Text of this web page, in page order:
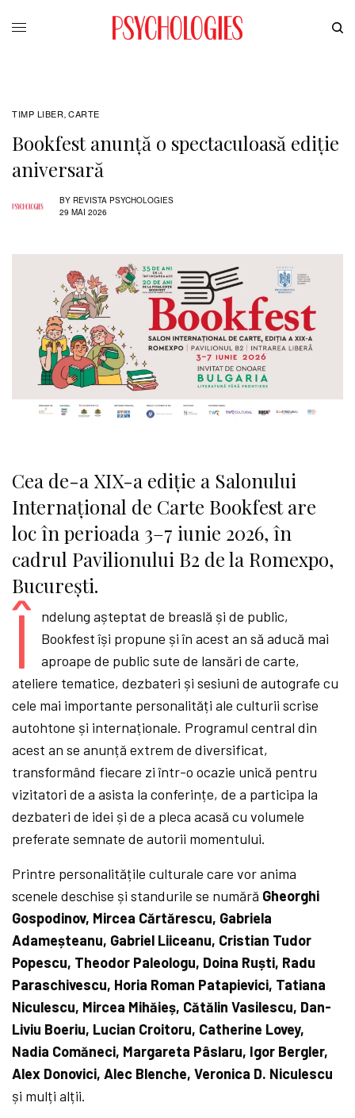
TIMP LIBER , CARTE
Bookfest anunță o spectaculoasă ediție
aniversară
BY REVISTA PSYCHOLOGIES
29 MAI 2026
Cea de-a XIX-a ediție a Salonului
Internațional de Carte Bookfest are
loc în perioada 3–7 iunie 2026, în
cadrul Pavilionului B2 de la Romexpo,
București.
Î
ndelung așteptat de breaslă și de public,
Bookfest își propune și în acest an să aducă mai
aproape de public sute de lansări de carte,
ateliere tematice, dezbateri și sesiuni de autografe cu
cele mai importante personalități ale culturii scrise
autohtone și internaționale. Programul central din
acest an se anunță extrem de diversificat,
transformând fiecare zi într-o ocazie unică pentru
vizitatori de a asista la conferințe, de a participa la
dezbateri de idei și de a pleca acasă cu volumele
preferate semnate de autorii momentului.
Printre personalitățile culturale care vor anima
scenele deschise și standurile se numără Gheorghi
Gospodinov, Mircea Cărtărescu, Gabriela
Adameșteanu, Gabriel Liiceanu, Cristian Tudor
Popescu, Theodor Paleologu, Doina Ruști, Radu
Paraschivescu, Horia Roman Patapievici, Tatiana
Niculescu, Mircea Mihăieș, Cătălin Vasilescu, Dan-
Liviu Boeriu, Lucian Croitoru, Catherine Lovey,
Nadia Comăneci, Margareta Pâslaru, Igor Bergler,
Alex Donovici, Alec Blenche, Veronica D. Niculescu
și mulți alții.